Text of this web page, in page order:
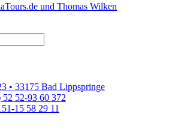
und Thomas Wilken
• 33175 Bad Lippspringe
52-93 60 372
15 58 29 11